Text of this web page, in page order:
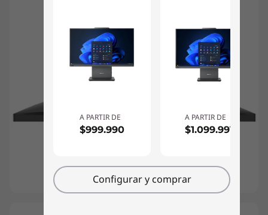
A PARTIR DE
$999.990
A PARTIR DE
$1.099.991
Configurar y comprar